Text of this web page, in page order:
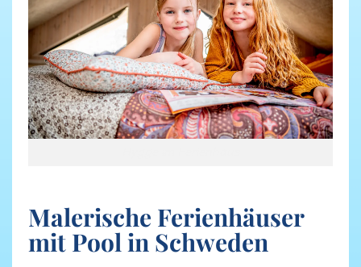
Malerische Ferienhäuser
mit Pool in Schweden